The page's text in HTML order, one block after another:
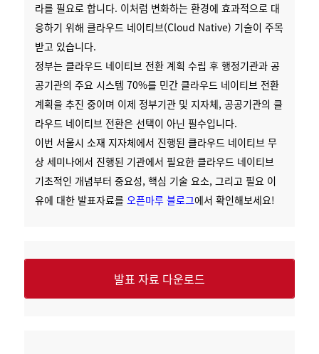
라를 필요로 합니다. 이처럼 변화하는 환경에 효과적으로 대
응하기 위해 클라우드 네이티브(Cloud Native) 기술이 주목
받고 있습니다.
정부는 클라우드 네이티브 전환 계획 수립 후 행정기관과 공
공기관의 주요 시스템 70%를 민간 클라우드 네이티브 전환
계획을 추진 중이며 이제 정부기관 및 지자체, 공공기관의 클
라우드 네이티브 전환은 선택이 아닌 필수입니다.
이번 서울시 소재 지자체에서 진행된 클라우드 네이티브 무
상 세미나에서 진행된 기관에서 필요한 클라우드 네이티브
기초적인 개념부터 중요성, 핵심 기술 요소, 그리고 필요 이
유에 대한 발표자료를 오픈마루 블로그에서 확인해보세요!
발표 자료 다운로드